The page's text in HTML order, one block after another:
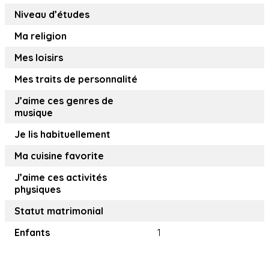
Niveau d’études
Ma religion
Mes loisirs
Mes traits de personnalité
J’aime ces genres de
musique
Je lis habituellement
Ma cuisine favorite
J’aime ces activités
physiques
Statut matrimonial
Enfants
1